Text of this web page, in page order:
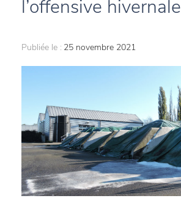
l’offensive hivernale
Publiée le : 25 novembre 2021